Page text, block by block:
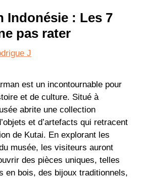
Indonésie : Les 7
pas rater
J
est un incontournable pour
et de culture. Situé à
abrite une collection
et d’artefacts qui retracent
de Kutai. En explorant les
musée, les visiteurs auront
des pièces uniques, telles
en bois, des bijoux traditionnels,